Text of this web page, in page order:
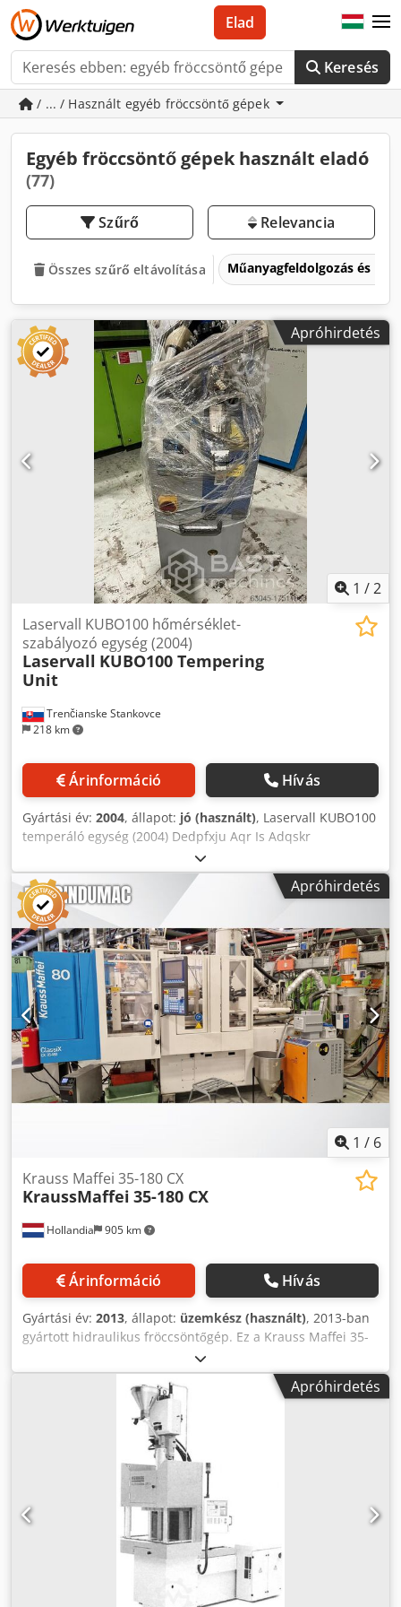
Keresés
Elad
/ ... / Használt egyéb fröccsöntő gépek
Egyéb fröccsöntő gépek használt eladó
(77)
Szűrő Relevancia
Összes szűrő eltávolítása Műanyagfeldolgozás és
Apróhirdetés
1 /2
Trenčianske Stankovce
218 km
Laservall KUBO100 hőmérséklet-
szabályozó egység (2004)
Laservall KUBO100 Tempering
Unit
Árinformáció Hívás
Gyártási év: 2004, állapot: jó (használt), Laservall KUBO100
temperáló egység (2004) Dedpfxju Aqr Is Adqskr
Apróhirdetés
1 / 6
Hollandia 905 km
Krauss Maffei 35-180 CX
KraussMaffei 35-180 CX
Árinformáció Hívás
Gyártási év: 2013, állapot: üzemkész (használt), 2013-ban
gyártott hidraulikus fröccsöntőgép. Ez a Krauss Maffei 35-
180 CX modell 180-as plasztifikációs mérettel és 28 mm-es
csigátérfogattal rendelkezik. A rendelkezésre álló 2
darabos készletnek köszönhetően ez a gép megbízható
teljesítményt nyújt az Ön gyártási igényeinek kielégítésére.
Ha kiváló minőségű műanyag-feldolgozási lehetőségeket
keres, vegye fontolóra az általunk eladásra kínált Krauss
Maffei 35-180 CX gépet. További részletekért vegye fel
velünk a kapcsolatot. Dodpfx Adozr H Snsqjkr • Tengelyek:
nem vonatkozik • 2 darab elérhető (80 és 81) (a 82-es
eladva) • Plasztizáló méret: 180 • Plasztifikáló elrendezés: H
• Csigaátmérő: 28 mm • Fúvóka sugara: 10 mm • Fúvóka
furatátmérője: 4 mm
Apróhirdetés